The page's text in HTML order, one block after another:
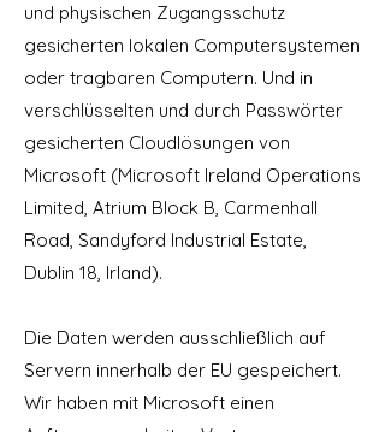
und physischen Zugangsschutz
gesicherten lokalen Computersystemen
oder tragbaren Computern. Und in
verschlüsselten und durch Passwörter
gesicherten Cloudlösungen von
Microsoft (Microsoft Ireland Operations
Limited, Atrium Block B, Carmenhall
Road, Sandyford Industrial Estate,
Dublin 18, Irland).
Die Daten werden ausschließlich auf
Servern innerhalb der EU gespeichert.
Wir haben mit Microsoft einen